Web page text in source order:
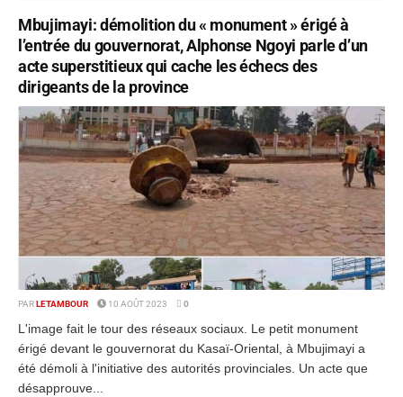
Mbujimayi: démolition du « monument » érigé à
l’entrée du gouvernorat, Alphonse Ngoyi parle d’un
acte superstitieux qui cache les échecs des
dirigeants de la province
PAR LETAMBOUR 10 AOÛT 2023 0
L'image fait le tour des réseaux sociaux. Le petit monument
érigé devant le gouvernorat du Kasaï-Oriental, à Mbujimayi a
été démoli à l'initiative des autorités provinciales. Un acte que
désapprouve...